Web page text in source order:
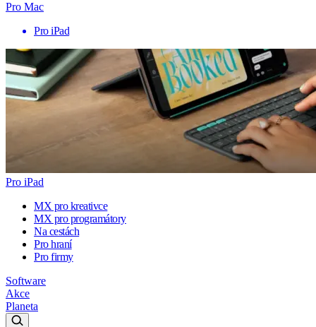
Pro Mac
Pro iPad
Pro iPad
MX pro kreativce
MX pro programátory
Na cestách
Pro hraní
Pro firmy
Software
Akce
Planeta